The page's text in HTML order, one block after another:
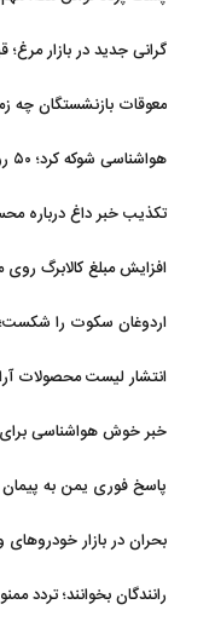
گرانی جدید در بازار
معوقات بازنشستگان چه
هواشناسی شوکه کرد؛ ۵۰ روز گرمای طاقت‌فرسا در راه است
تکذیب خبر داغ درباره
افزایش مبلغ کالابرگ
اردوغان سکوت را شکست؛
انتشار لیست محصولات
خبر خوش هواشناسی برای
پاسخ فوری یمن به پیمان
بحران در بازار خودروهای
رانندگان بخوانند؛ تردد